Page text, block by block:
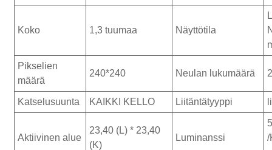
Koko 1,3 tuumaa Näyttötila
Pikselien
määrä
240*240 Neulan lukumäärä
Katselusuunta KAIKKI KELLO Liitäntätyyppi
Aktiivinen alue
23,40 (L) * 23,40
(K)
Luminanssi
/